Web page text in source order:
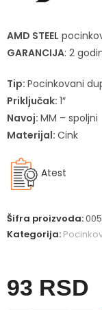
AMD STEEL
GARANCIJA: 2
Tip: Pocinkovani
Priključak: 1″
Navoj: MM – spoljni
Materijal: Cink
Atest
Šifra proizvoda:
Kategorija:
93 RSD